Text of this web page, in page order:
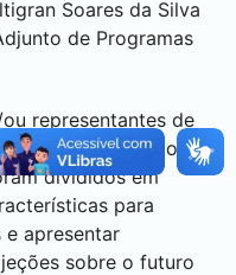
Soares da Silva
de Programas
representantes de
da reunião
divididos em
para
apresentar
sobre o futuro